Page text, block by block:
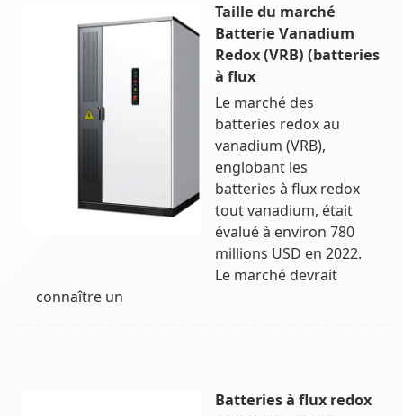
Taille du marché
Batterie Vanadium
Redox (VRB) (batteries
à flux
Le marché des
batteries redox au
vanadium (VRB),
englobant les
batteries à flux redox
tout vanadium, était
évalué à environ 780
millions USD en 2022.
Le marché devrait
connaître un
Batteries à flux redox